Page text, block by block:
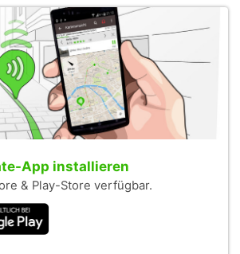
App installieren
& Play-Store verfügbar.